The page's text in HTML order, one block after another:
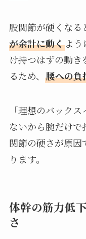
股関節が硬くなる
が余計に動くよう
け持つはずの動
るため、 腰への負
「理想のバック
ないから腕だけ
関節の硬さが原因
ります。
体幹の筋力低
さ